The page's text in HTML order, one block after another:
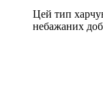
Цей тип
небажаних